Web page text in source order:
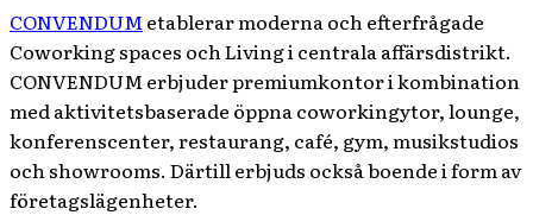
CONVENDUMetablerar moderna och efterfrågade
Coworking spaces och Living i centrala affärsdistrikt.
CONVENDUM erbjuder premiumkontor i kombination
med aktivitetsbaserade öppna coworkingytor, lounge,
konferenscenter, restaurang, café, gym, musikstudios
och showrooms. Därtill erbjuds också boende i form av
företagslägenheter.